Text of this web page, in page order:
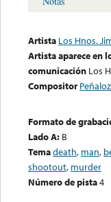
Artista Los Hnos.
Artista aparece en
comunicación Los
Compositor
Formato de
Lado A: B
Temadeath, man,
shootout, murder
Número de pista4